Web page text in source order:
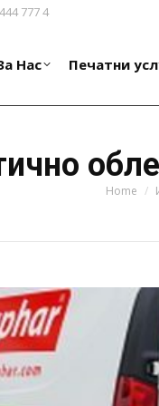
777 4
Нас Печатни
You are
Home